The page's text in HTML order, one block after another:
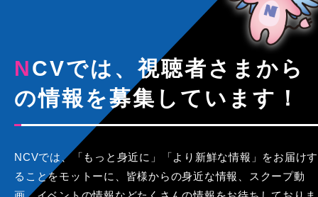
NCVでは、視聴者さまから
の情報を募集しています！
NCVでは、「もっと身近に」「より新鮮な情報」をお届けす
ることをモットーに、皆様からの身近な情報、スクープ動